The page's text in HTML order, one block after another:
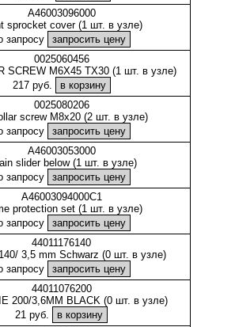
A46003096000
sprocket cover (1 шт. в узле)
запросу
0025060456
SCREW M6X45 TX30 (1 шт. в узле)
217 руб.
0025080206
screw M8x20 (2 шт. в узле)
запросу
A46003053000
slider below (1 шт. в узле)
запросу
A46003094000C1
protection set (1 шт. в узле)
запросу
44011176140
3,5 mm Schwarz (0 шт. в узле)
запросу
44011076200
200/3,6MM BLACK (0 шт. в узле)
21 руб.